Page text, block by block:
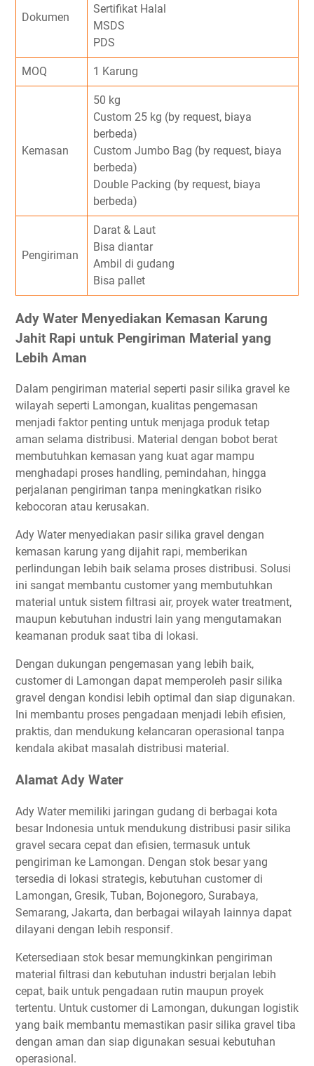
Dokumen
Sertifikat Halal
MSDS
PDS
MOQ 1 Karung
Kemasan
50 kg
Custom 25 kg (by request, biaya
berbeda)
Custom Jumbo Bag (by request, biaya
berbeda)
Double Packing (by request, biaya
berbeda)
Pengiriman
Darat & Laut
Bisa diantar
Ambil di gudang
Bisa pallet
Ady Water Menyediakan Kemasan Karung
Jahit Rapi untuk Pengiriman Material yang
Lebih Aman
Dalam pengiriman material seperti pasir silika gravel ke
wilayah seperti Lamongan, kualitas pengemasan
menjadi faktor penting untuk menjaga produk tetap
aman selama distribusi. Material dengan bobot berat
membutuhkan kemasan yang kuat agar mampu
menghadapi proses handling, pemindahan, hingga
perjalanan pengiriman tanpa meningkatkan risiko
kebocoran atau kerusakan.
Ady Water menyediakan pasir silika gravel dengan
kemasan karung yang dijahit rapi, memberikan
perlindungan lebih baik selama proses distribusi. Solusi
ini sangat membantu customer yang membutuhkan
material untuk sistem filtrasi air, proyek water treatment,
maupun kebutuhan industri lain yang mengutamakan
keamanan produk saat tiba di lokasi.
Dengan dukungan pengemasan yang lebih baik,
customer di Lamongan dapat memperoleh pasir silika
gravel dengan kondisi lebih optimal dan siap digunakan.
Ini membantu proses pengadaan menjadi lebih efisien,
praktis, dan mendukung kelancaran operasional tanpa
kendala akibat masalah distribusi material.
Alamat Ady Water
Ady Water memiliki jaringan gudang di berbagai kota
besar Indonesia untuk mendukung distribusi pasir silika
gravel secara cepat dan efisien, termasuk untuk
pengiriman ke Lamongan. Dengan stok besar yang
tersedia di lokasi strategis, kebutuhan customer di
Lamongan, Gresik, Tuban, Bojonegoro, Surabaya,
Semarang, Jakarta, dan berbagai wilayah lainnya dapat
dilayani dengan lebih responsif.
Ketersediaan stok besar memungkinkan pengiriman
material filtrasi dan kebutuhan industri berjalan lebih
cepat, baik untuk pengadaan rutin maupun proyek
tertentu. Untuk customer di Lamongan, dukungan logistik
yang baik membantu memastikan pasir silika gravel tiba
dengan aman dan siap digunakan sesuai kebutuhan
operasional.